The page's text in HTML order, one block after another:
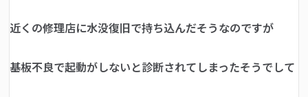
近くの修理店に水没復旧で持ち込んだそうなのですが
基板不良で起動がしないと診断されてしまったそうでして